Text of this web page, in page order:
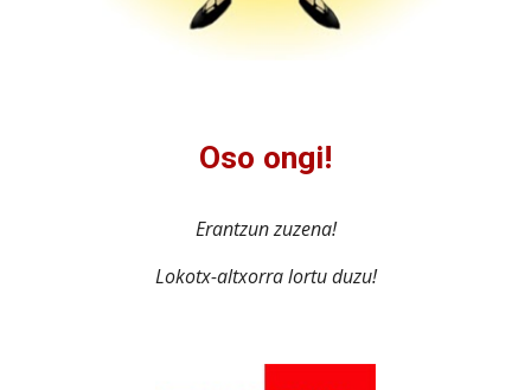
Oso ongi!
Erantzun zuzena!
Lokotx-altxorra lortu duzu!